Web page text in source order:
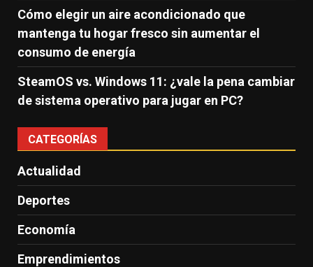
Cómo elegir un aire acondicionado que
mantenga tu hogar fresco sin aumentar el
consumo de energía
SteamOS vs. Windows 11: ¿vale la pena cambiar
de sistema operativo para jugar en PC?
CATEGORÍAS
Actualidad
Deportes
Economía
Emprendimientos